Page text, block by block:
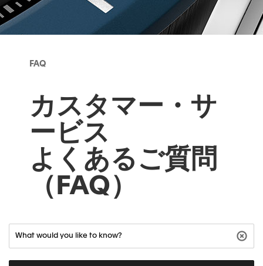
FAQ
カスタマー・サ
ービス
よくあるご質問
（FAQ）